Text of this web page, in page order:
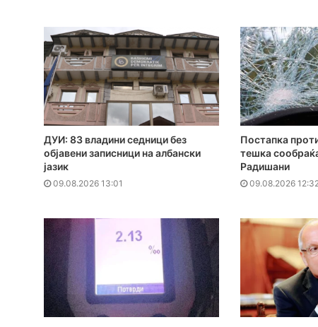
ДУИ: 83 владини седници без
објавени записници на албански
јазик
09.08.2026 13:01
Постапка
тешка
Радишани
09.08.2026